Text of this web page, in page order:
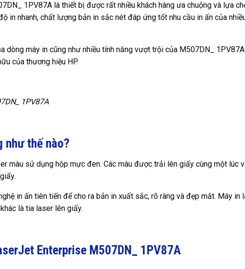
1PV87A là thiết bị được rất nhiều khách hàng ưa chuộng và lựa
in nhanh, chất lượng bản in sắc nét đáp ứng tốt nhu cầu in ấn của
dòng máy in cũng như nhiều tính năng vượt trội của M507DN_
của thương hiệu HP.
1PV87A
như thế nào?
màu sử dụng hộp mực đen. Các màu được trải lên giấy cùng một lúc
in ấn tiên tiến để cho ra bản in xuất sắc, rõ ràng và đẹp mắt. Máy in
là tia laser lên giấy.
Enterprise M507DN_ 1PV87A